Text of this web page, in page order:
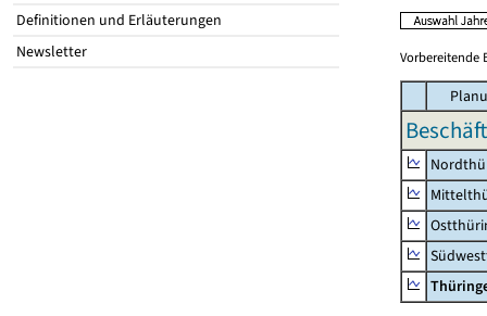
Definitionen und Erläuterungen
Newsletter
Vorbereitende